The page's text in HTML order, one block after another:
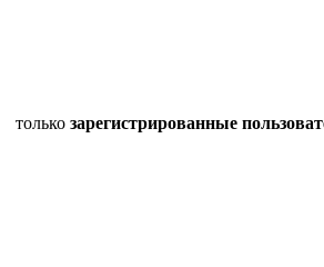
только зарегистрированные